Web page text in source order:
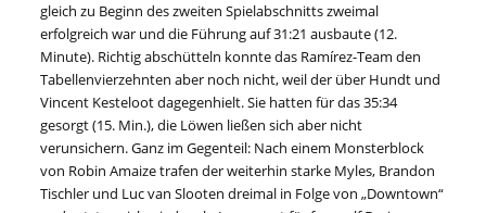
gleich zu Beginn des zweiten Spielabschnitts zweimal
erfolgreich war und die Führung auf 31:21 ausbaute (12.
Minute). Richtig abschütteln konnte das Ramírez-Team den
Tabellenvierzehnten aber noch nicht, weil der über Hundt und
Vincent Kesteloot dagegenhielt. Sie hatten für das 35:34
gesorgt (15. Min.), die Löwen ließen sich aber nicht
verunsichern. Ganz im Gegenteil: Nach einem Monsterblock
von Robin Amaize trafen der weiterhin starke Myles, Brandon
Tischler und Luc van Slooten dreimal in Folge von „Downtown“